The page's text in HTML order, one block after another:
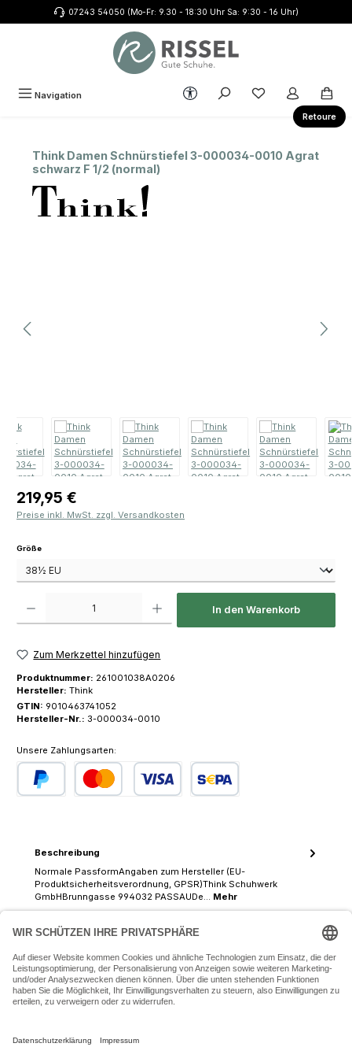
Zum Hauptinhalt springen07243 54050 (Mo-Fr: 9.30 - 18:30 Uhr Sa: 9:30 - 16 Uhr)
Retoure
Navigation Werkzeugleiste anzeigen
Du hast 0
Think Damen Schnürstiefel 3-000034-0010 Agrat
schwarz F 1/2 (normal)
Regulärer Preis:
219,95 €
Preise inkl. MwSt. zzgl. Versandkosten
Größeauswählen
In den Warenkorb
Zum Merkzettel hinzufügen
Produktnummer: 261001038A0206
Hersteller: Think
GTIN: 9010463741052
Hersteller-Nr.: 3-000034-0010
Unsere Zahlungsarten:
Beschreibung
Normale PassformAngaben zum Hersteller (EU-
Produktsicherheitsverordnung, GPSR)Think Schuhwerk
GmbHBrunngasse 994032 PASSAUDe… Mehr
07243 54050 (Mo-Fr: 9.30 - 18:30 Uhr Sa: 9:30 - 16 Uhr)
SERVICE-HOTLINE